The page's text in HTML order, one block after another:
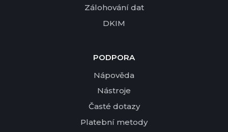
Zálohování dat
DKIM
PODPORA
Nápověda
Nástroje
Časté dotazy
Platební metody